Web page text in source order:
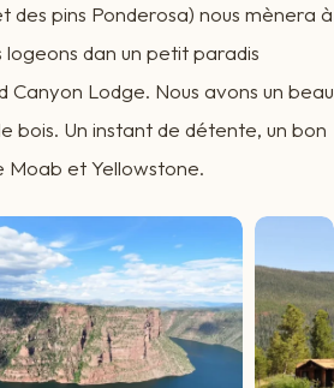
des pins Ponderosa) nous mènera à
logeons dan un petit paradis
Canyon Lodge. Nous avons un beau
bois. Un instant de détente, un bon
et Yellowstone.